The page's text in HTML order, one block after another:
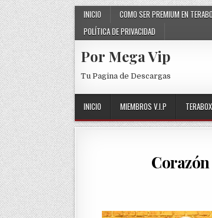
Skip to content INICIO COMO SER PREMIUM EN
POLÍTICA DE PRIVACIDAD
Por Mega Vip
Tu Pagina de Descargas
INICIO MIEMBROS V.I.P